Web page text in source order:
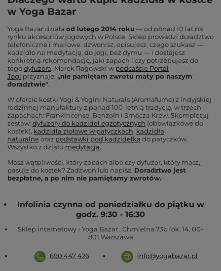
w Yoga Bazar
Yoga Bazar działa od lutego 2014 roku — od ponad 10 lat na
rynku akcesoriów jogowych w Polsce. Sklep prowadzi doradztwo
telefoniczne i mailowe: dzwonisz, opisujesz, czego szukasz —
kadzidło na medytację, do jogi, bez dymu — i dostajesz
konkretną rekomendację, jaki zapach i czy potrzebujesz do
tegodyfuzora. Marek Rogowski w podcaście Portal
Jogi przyznaje: „nie pamiętam zwrotu maty po naszym
doradztwie".
W ofercie kostki Yogi & Yogini Naturals (Aromafume) z indyjskiej
rodzinnej manufaktury z ponad 100-letnią tradycją, w trzech
zapachach: Frankincense, Benzoin i Smocza Krew. Skompletuj
zestaw: dyfuzory do kadzideł egzotycznych (obowiązkowe do
kostek), kadzidła ziołowe w patyczkach, kadzidła
naturalneoraz podstawki pod kadzidełka do patyczków.
Wszystko z działu medytacja.
Masz wątpliwości, który zapach albo czy dyfuzor, który masz,
pasuje do kostek? Zadzwoń lub napisz. Doradztwo jest
bezpłatne, a po nim nie pamiętamy zwrotów.
Infolinia czynna od poniedziałku do piątku w
godz. 9:30 - 16:30
Sklep internetowy - Yoga Bazar , Chmielna 73b lok. 14, 00-
801 Warszawa
690 447 426 info@yogabazar.pl